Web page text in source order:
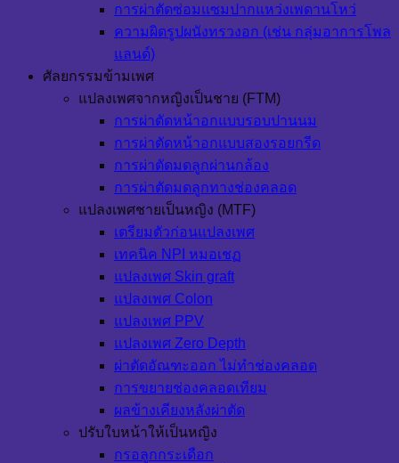
การผ่าตัดซ่อมแซมปากแหว่งเพดานโหว่
ความผิดรูปผนังทรวงอก (เช่น กลุ่มอาการโพล
แลนด์)
ศัลยกรรมข้ามเพศ
แปลงเพศจากหญิงเป็นชาย (FTM)
การผ่าตัดหน้าอกแบบรอบปานนม
การผ่าตัดหน้าอกแบบสองรอยกรีด
การผ่าตัดมดลูกผ่านกล้อง
การผ่าตัดมดลูกทางช่องคลอด
แปลงเพศชายเป็นหญิง (MTF)
เตรียมตัวก่อนแปลงเพศ
เทคนิค NPI หมอเชฏ
แปลงเพศ Skin graft
แปลงเพศ Colon
แปลงเพศ PPV
แปลงเพศ Zero Depth
ผ่าตัดอัณฑะออก ไม่ทำช่องคลอด
การขยายช่องคลอดเทียม
ผลข้างเคียงหลังผ่าตัด
ปรับใบหน้าให้เป็นหญิง
กรอลูกกระเดือก